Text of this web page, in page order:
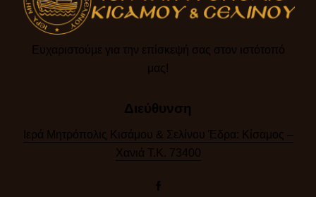
Ευχαριστούμε για την επίσκεψή σας στον ιστότοπό
μας!​
Διεύθυνση
Ιερά Μητρόπολις Κισάμου & Σελίνου Έδρα: Κίσαμος –
Χανιά Τ.Κ. 73400